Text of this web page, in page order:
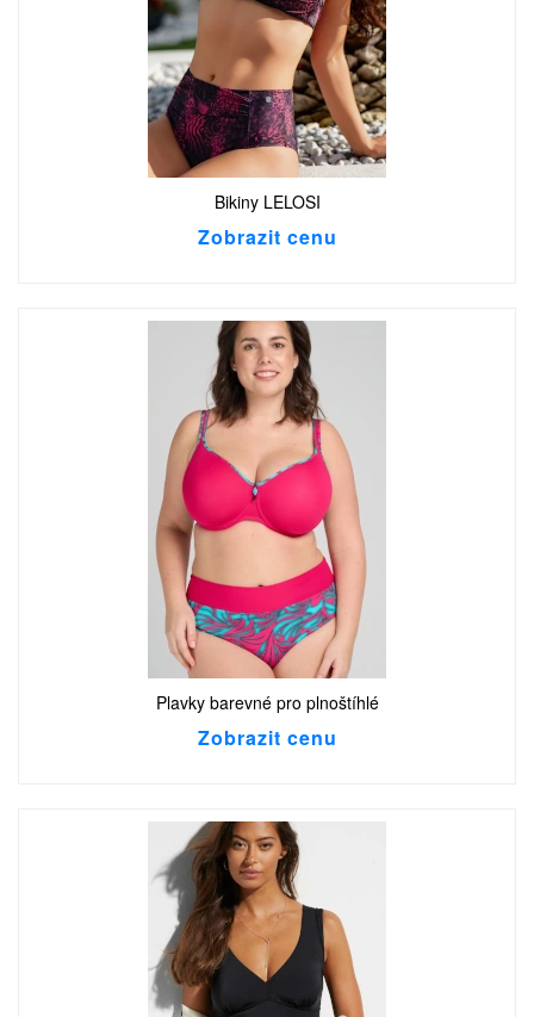
Bikiny LELOSI
Zobrazit cenu
Plavky barevné pro plnoštíhlé
Zobrazit cenu